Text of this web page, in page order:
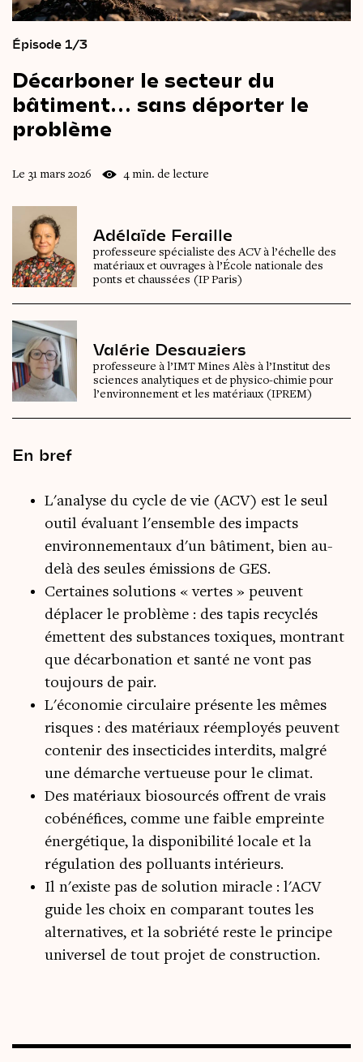
Épisode 1/3
Décarboner le secteur du
bâtiment… sans déporter le
problème
Le 31 mars 2026 4 min. de lecture
Adélaïde Feraille
professeure spécialiste des ACV à l’échelle des
matériaux et ouvrages à l’École nationale des
ponts et chaussées (IP Paris)
Valérie Desauziers
professeure à l’IMT Mines Alès à l’Institut des
sciences analytiques et de physico-chimie pour
l’environnement et les matériaux (IPREM)
En bref
L'analyse du cycle de vie (ACV) est le seul
outil évaluant l'ensemble des impacts
environnementaux d'un bâtiment, bien au-
delà des seules émissions de GES.
Certaines solutions « vertes » peuvent
déplacer le problème : des tapis recyclés
émettent des substances toxiques, montrant
que décarbonation et santé ne vont pas
toujours de pair.
L'économie circulaire présente les mêmes
risques : des matériaux réemployés peuvent
contenir des insecticides interdits, malgré
une démarche vertueuse pour le climat.
Des matériaux biosourcés offrent de vrais
cobénéfices, comme une faible empreinte
énergétique, la disponibilité locale et la
régulation des polluants intérieurs.
Il n'existe pas de solution miracle : l'ACV
guide les choix en comparant toutes les
alternatives, et la sobriété reste le principe
universel de tout projet de construction.